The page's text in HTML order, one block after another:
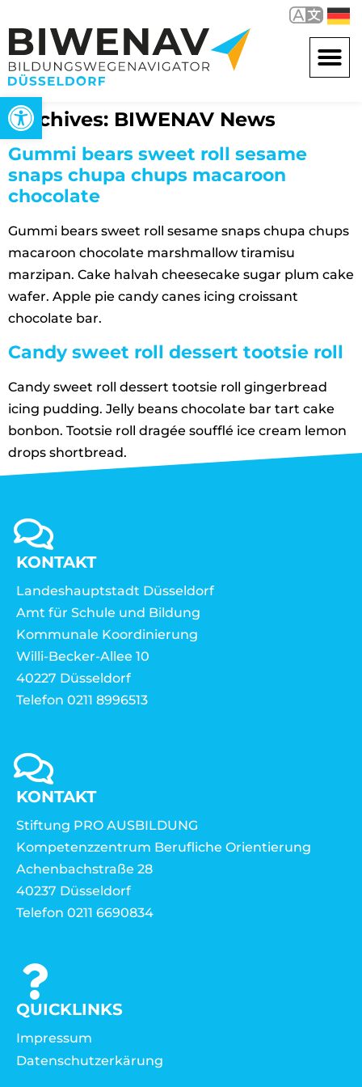
Open toolbar
Archives: BIWENAV News
Gummi bears sweet roll sesame
snaps chupa chups macaroon
chocolate
Gummi bears sweet roll sesame snaps chupa chups
macaroon chocolate marshmallow tiramisu
marzipan. Cake halvah cheesecake sugar plum cake
wafer. Apple pie candy canes icing croissant
chocolate bar.
Candy sweet roll dessert tootsie roll
Candy sweet roll dessert tootsie roll gingerbread
icing pudding. Jelly beans chocolate bar tart cake
bonbon. Tootsie roll dragée soufflé ice cream lemon
drops shortbread.
KONTAKT
Landeshauptstadt Düsseldorf
Amt für Schule und Bildung
Kommunale Koordinierung
Willi-Becker-Allee 10
40227 Düsseldorf
Telefon 0211 8996513
KONTAKT
Stiftung PRO AUSBILDUNG
Kompetenzzentrum Berufliche Orientierung
Achenbachstraße 28
40237 Düsseldorf
Telefon 0211 6690834
QUICKLINKS
Impressum
Datenschutzerkärung